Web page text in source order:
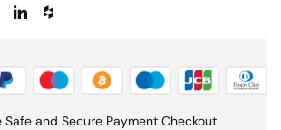
Safe and Secure Payment Checkout